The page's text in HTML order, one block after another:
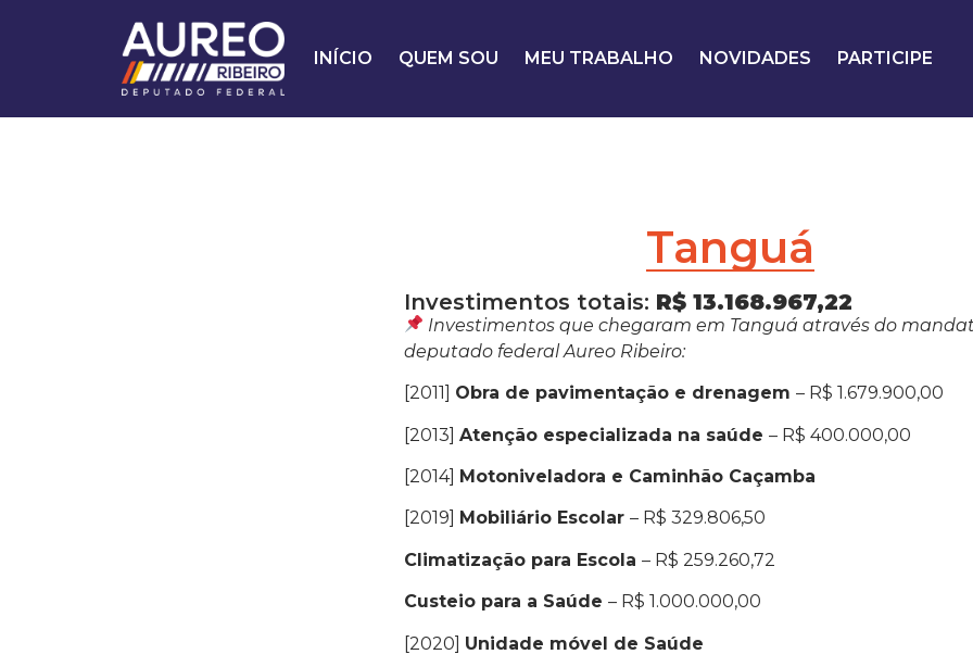
INÍCIO QUEM SOU MEU TRABALHO NOVIDADES PARTICIPE
Tanguá
Investimentos totais: R$ 13.168.967,22
Investimentos que chegaram em Tanguá através do
deputado federal Aureo Ribeiro:
[2011] Obra de pavimentação e drenagem – R$ 1.679.900,00
[2013] Atenção especializada na saúde – R$ 400.000,00
[2014] Motoniveladora e Caminhão Caçamba
[2019] Mobiliário Escolar – R$ 329.806,50
Climatização para Escola – R$ 259.260,72
Custeio para a Saúde – R$ 1.000.000,00
[2020] Unidade móvel de Saúde